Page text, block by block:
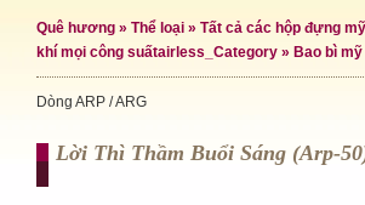
Quê hương » Thể loại » Tất cả các hộp đựng
khí mọi công suấtairless_Category » Bao bì
Dòng ARP / ARG
Lời Thì Thầm Buổi Sáng (arp-